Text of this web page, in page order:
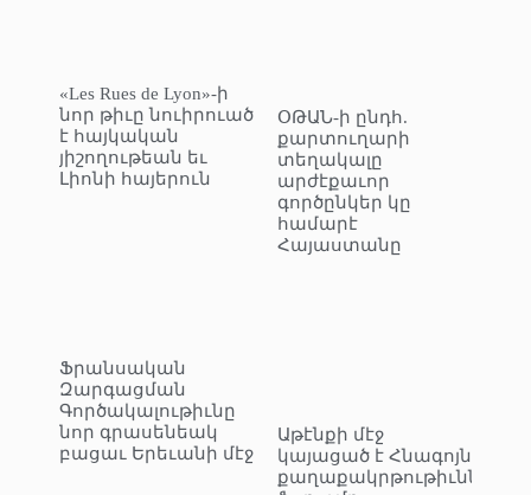
«Les Rues de Lyon»-ի
նոր թիւը նուիրուած
է հայկական
յիշողութեան եւ
Լիոնի հայերուն
Ֆրանսական
Զարգացման
Գործակալութիւնը
նոր գրասենեակ
բացաւ Երեւանի մէջ
ՕԹԱՆ-ի ընդհ.
քարտուղարի
տեղակալը
արժէքաւոր
գործընկեր կը
համարէ
Հայաստանը
Աթէնքի մէջ
կայացած է Հնագոյն
քաղաքակրթութիւններու